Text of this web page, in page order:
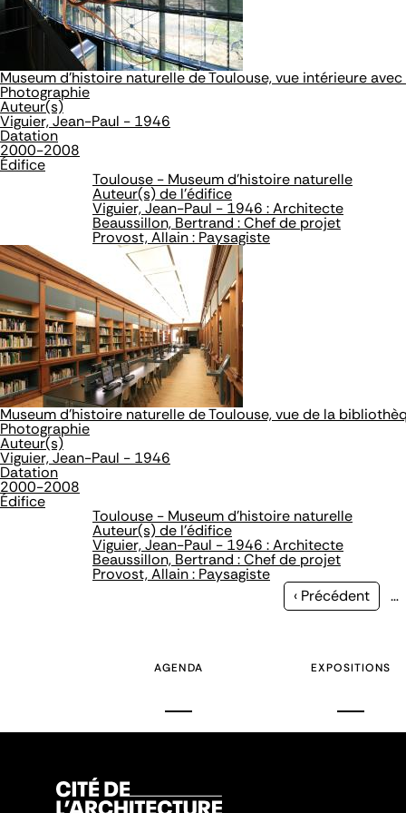
Museum d'histoire naturelle de Toulouse, vue intérieure
Photographie
Auteur(s)
Viguier, Jean-Paul - 1946
Datation
2000-2008
Édifice
Toulouse - Museum d'histoire naturelle
Auteur(s) de l'édifice
Viguier, Jean-Paul - 1946 : Architecte
Beaussillon, Bertrand : Chef de projet
Provost, Allain : Paysagiste
Museum d'histoire naturelle de Toulouse, vue de la
Photographie
Auteur(s)
Viguier, Jean-Paul - 1946
Datation
2000-2008
Édifice
Toulouse - Museum d'histoire naturelle
Auteur(s) de l'édifice
Viguier, Jean-Paul - 1946 : Architecte
Beaussillon, Bertrand : Chef de projet
Provost, Allain : Paysagiste
Page
‹ Précédent …
AGENDA EXPOSITIONS